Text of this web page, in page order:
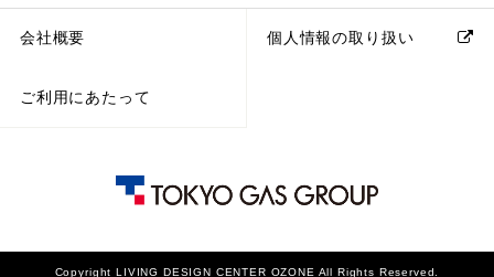
会社概要 個人情報の取り扱い
ご利用にあたって
Copyright LIVING DESIGN CENTER OZONE All Rights Reserved.